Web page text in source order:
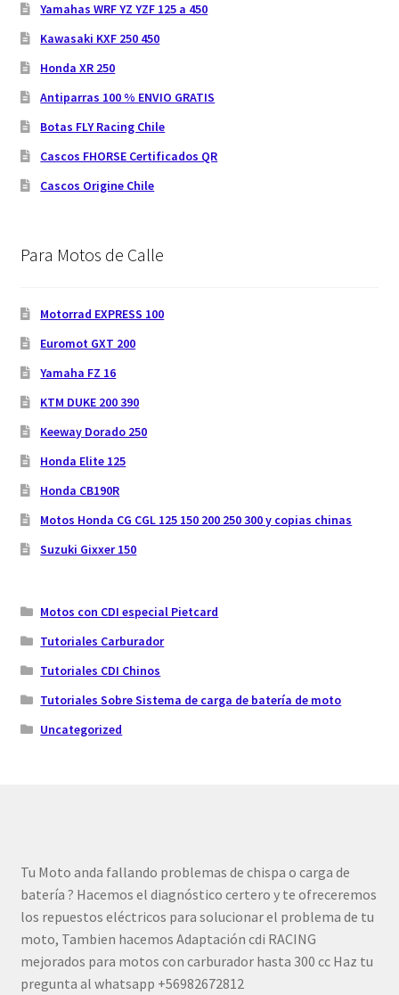
Yamahas WRF YZ YZF 125 a 450
Kawasaki KXF 250 450
Honda XR 250
Antiparras 100 % ENVIO GRATIS
Botas FLY Racing Chile
Cascos FHORSE Certificados QR
Cascos Origine Chile
Para Motos de Calle
Motorrad EXPRESS 100
Euromot GXT 200
Yamaha FZ 16
KTM DUKE 200 390
Keeway Dorado 250
Honda Elite 125
Honda CB190R
Motos Honda CG CGL 125 150 200 250 300 y copias chinas
Suzuki Gixxer 150
Motos con CDI especial Pietcard
Tutoriales Carburador
Tutoriales CDI Chinos
Tutoriales Sobre Sistema de carga de batería de moto
Uncategorized
Tu Moto anda fallando problemas de chispa o carga de
batería ? Hacemos el diagnóstico certero y te ofreceremos
los repuestos eléctricos para solucionar el problema de tu
moto, Tambien hacemos Adaptación cdi RACING
mejorados para motos con carburador hasta 300 cc Haz tu
pregunta al whatsapp +56982672812